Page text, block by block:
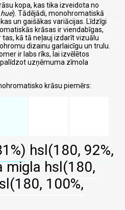
kopa, kas tika izveidota no
hue). Tādējādi, monohromatiskā
un gaišākas variācijas. Līdzīgi
krāsas ir viendabīgas,
kā tā neļauj izdarīt vizuālu
dizainu garlaicīgu un trulu.
ir labs rīks, lai izvēlētos
uzņēmuma zīmola
krāsu piemērs:
hsl(180, 92%,
migla hsl(180,
100%,